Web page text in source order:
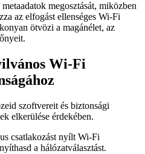
megosztását, miközben
az elfogást ellenséges Wi-Fi
ötvözi a magánélet, az
Wi-Fi
szoftvereit és biztonsági
elkerülése érdekében.
csatlakozást nyílt Wi-Fi
a hálózatválasztást.